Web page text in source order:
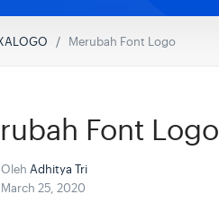
Merubah Font Logo
Font Logo
Oleh Adhitya Tri
March 25, 2020